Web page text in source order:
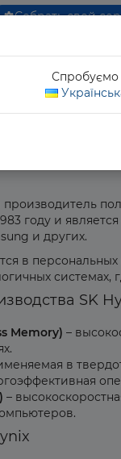
Собрать свой
Спробуємо
году и
и других.
в персональных
SK
Memory) –
в
–